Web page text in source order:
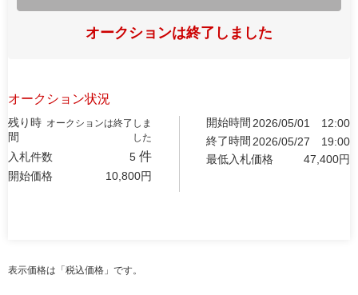
オークションは終了しました
オークション状況
残り時
間
オークションは終了しま
した
入札件数 5 件
開始価格 10,800円
開始時間 2026/05/01
12:00
終了時間 2026/05/27
19:00
最低入札価格
47,400円
表示価格は「税込価格」です。